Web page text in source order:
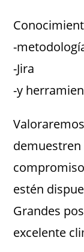
-
-Jira
-y
estén
Grandes
excelente